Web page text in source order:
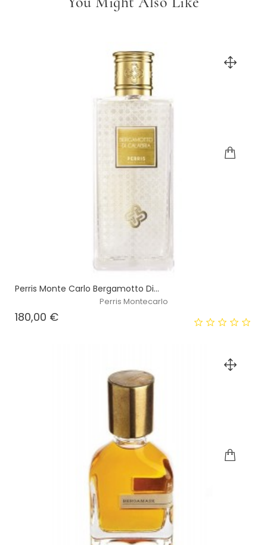
Perris Monte Carlo Bergamotto Di...
Perris Montecarlo
180,00 €Prezzo